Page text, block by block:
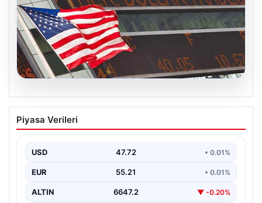
08.08.2026
FED faiz kararı ne zaman açıklanacak?
Nisan ayı faiz beklentisi belli oldu
Ayı Faiz Beklentileri Belirlendi", "content": "Ekonomik…
Piyasa Verileri
USD 47.72 • 0.01%
EUR 55.21 • 0.01%
ALTIN 6647.2 ▼ -0.20%